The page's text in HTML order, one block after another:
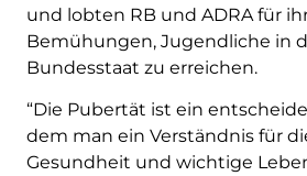
und lobten RB und ADRA für
Bemühungen, Jugendliche in
Bundesstaat zu erreichen.
“Die Pubertät ist ein
dem man ein Verständnis für
Gesundheit und wichtige